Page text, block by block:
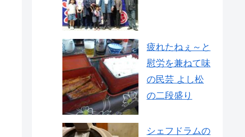
疲れたねぇ～と
慰労を兼ねて味
の民芸 よし松
の二段盛り
シェフドラムの